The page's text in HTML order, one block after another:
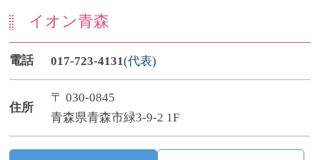
イオン青森
電話 017-723-4131(代表)
住所
〒 030-0845
青森県青森市緑3-9-2 1F